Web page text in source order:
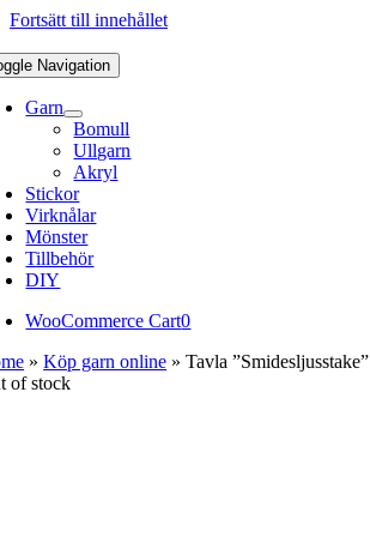
Fortsätt till innehållet
Navigation
Garn
Bomull
Ullgarn
Akryl
Stickor
Virknålar
Mönster
Tillbehör
DIY
WooCommerce Cart0
»Köp garn online »Tavla ”Smidesljusstake”
of stock